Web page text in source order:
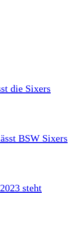
die Sixers
BSW Sixers
steht